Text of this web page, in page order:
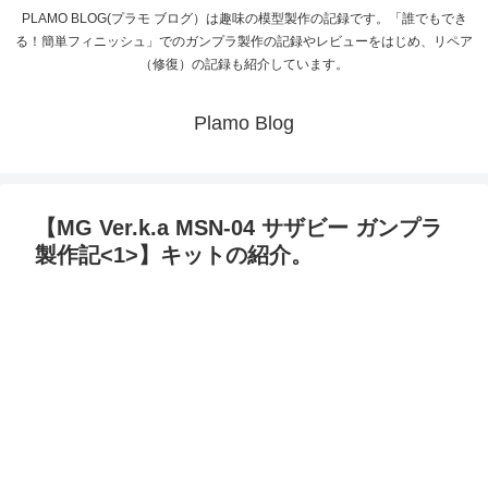
PLAMO BLOG(プラモ ブログ）は趣味の模型製作の記録です。「誰でもでき
る！簡単フィニッシュ」でのガンプラ製作の記録やレビューをはじめ、リペア
（修復）の記録も紹介しています。
Plamo Blog
【MG Ver.k.a MSN-04 サザビー ガンプラ
製作記<1>】キットの紹介。